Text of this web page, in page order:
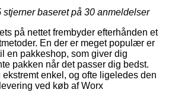
stjerner baseret på 30 anmeldelser
på nettet frembyder efterhånden et
En der er meget populær er
en pakkeshop, som giver dig
pakken når det passer dig bedst.
enkel, og ofte ligeledes den
ved køb af Worx